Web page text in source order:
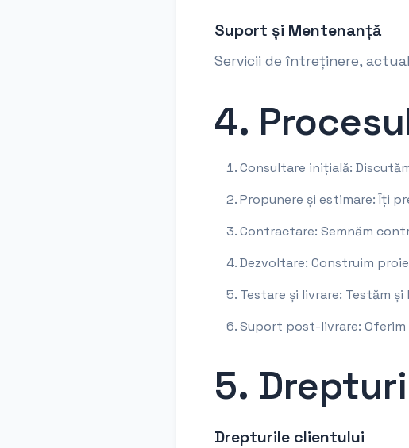
Suport și Mentenanță
Servicii de întreținere,
4.
Consultare inițială:
Propunere și estimare: Îți
Contractare: Semnăm
Dezvoltare: Construim
Testare și livrare: Testăm
Suport post-livrare:
5.
Drepturile clientului